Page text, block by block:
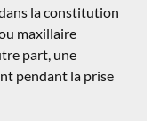
la constitution
maxillaire
part, une
pendant la prise